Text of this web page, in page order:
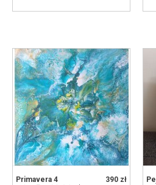
390 zł
Primavera 4